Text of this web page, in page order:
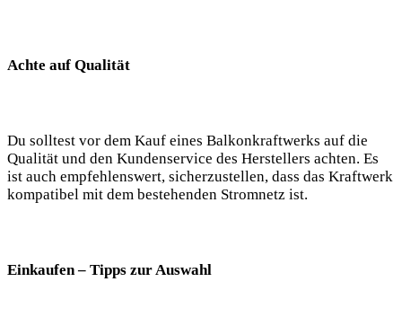
Achte auf Qualität
Du solltest vor dem Kauf eines Balkonkraftwerks auf die
Qualität und den Kundenservice des Herstellers achten. Es
ist auch⁣ empfehlenswert, sicherzustellen, dass⁣ das Kraftwerk​
kompatibel mit ‍dem bestehenden Stromnetz ist.
Einkaufen – Tipps zur Auswahl